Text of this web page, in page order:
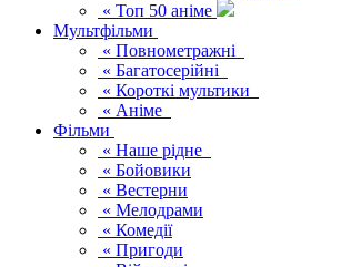
« Топ 50 аніме
Мультфільми
« Повнометражні
« Багатосерійні
« Короткі мультики
« Аніме
Фільми
« Наше рідне
« Бойовики
« Вестерни
« Мелодрами
« Комедії
« Пригоди